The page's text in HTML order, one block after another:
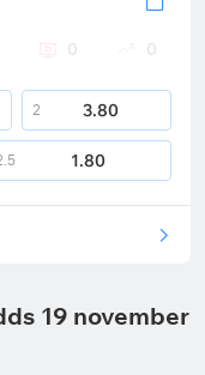
0 0
2 3.80
1.80
19 november